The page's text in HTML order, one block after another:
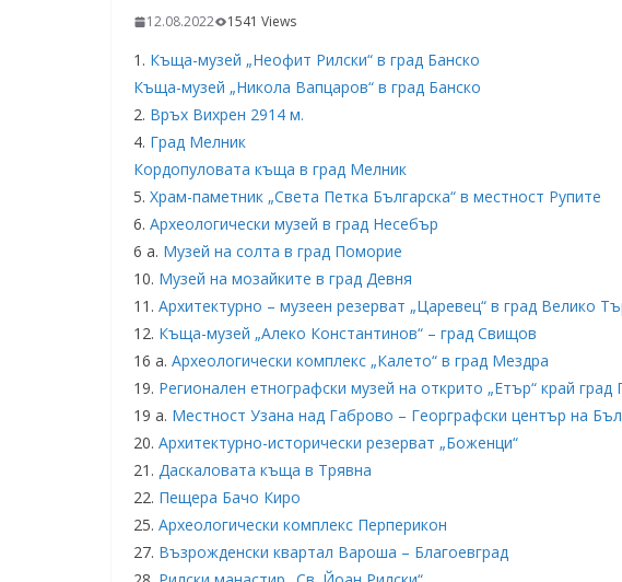
12.08.2022 1541 Views
1. Къща-музей „Неофит Рилски“ в град Банско
Къща-музей „Никола Вапцаров“ в град Банско
2. Връх Вихрен 2914 м.
4. Град Мелник
Кордопуловата къща в град Мелник
5. Храм-паметник „Света Петка Българска“ в местност Рупите
6. Археологически музей в град Несебър
6 а. Музей на солта в град Поморие
10. Музей на мозайките в град Девня
11. Архитектурно – музеен резерват „Царевец“ в град Велико
12. Къща-музей „Алеко Константинов“ – град Свищов
16 а. Археологически комплекс „Калето“ в град Мездра
19. Регионален етнографски музей на открито „Етър“ край град
19 а. Местност Узана над Габрово – Георграфски център на
20. Архитектурно-исторически резерват „Боженци“
21. Даскаловата къща в Трявна
22. Пещера Бачо Киро
25. Археологически комплекс Перперикон
27. Възрожденски квартал Вароша – Благоевград